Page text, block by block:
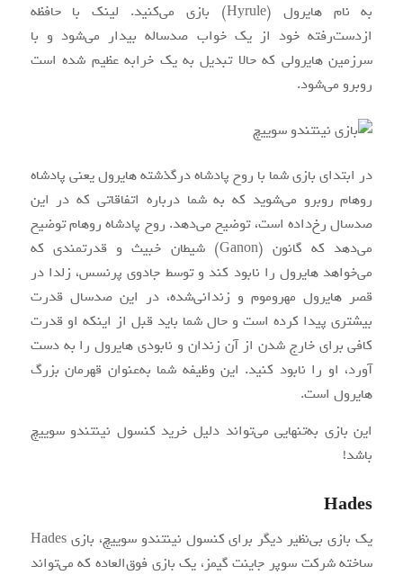
به نام هایرول (Hyrule) بازی می‌کنید. لینک با حافظه
ازدست‌رفته خود از یک خواب صدساله بیدار می‌شود و با
سرزمین هایرولی که حالا تبدیل به یک خرابه عظیم شده است
روبرو می‌شود.
در ابتدای بازی شما با روح پادشاه درگذشته هایرول یعنی پادشاه
روهام روبرو می‌شوید که به شما درباره اتفاقاتی که در این
صدسال رخ‌داده است، توضیح می‌دهد. روح پادشاه روهام توضیح
می‌دهد که گانون (Ganon) شیطان خبیث و قدرتمندی که
می‌خواهد هایرول را نابود کند و توسط جادوی پرنسس، زلدا در
قصر هایرول مهروموم و زندانی‌شده، در این صدسال قدرت
بیشتری پیدا کرده است و حال شما باید قبل از اینکه او قدرت
کافی برای خارج شدن از آن زندان و نابودی هایرول را به دست
آورد، او را نابود کنید. این وظیفه شما به‌عنوان قهرمان بزرگ
هایرول است.
این بازی به‌تنهایی می‌تواند دلیل خرید کنسول نینتندو سوییچ
باشد!
Hades
یک بازی بی‌نظیر دیگر برای کنسول نینتندو سوییچ، بازی Hades
ساخته شرکت سوپر جاینت گیمز، یک بازی فوق‌العاده که می‌تواند